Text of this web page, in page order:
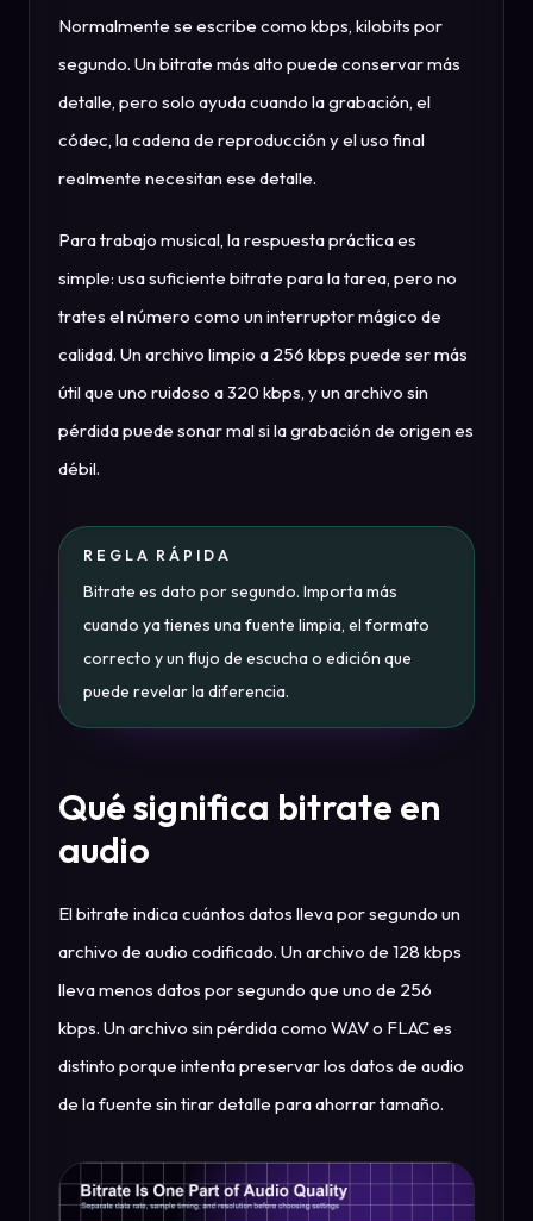
Normalmente se escribe como kbps, kilobits por
segundo. Un bitrate más alto puede conservar más
detalle, pero solo ayuda cuando la grabación, el
códec, la cadena de reproducción y el uso final
realmente necesitan ese detalle.
Para trabajo musical, la respuesta práctica es
simple: usa suficiente bitrate para la tarea, pero no
trates el número como un interruptor mágico de
calidad. Un archivo limpio a 256 kbps puede ser más
útil que uno ruidoso a 320 kbps, y un archivo sin
pérdida puede sonar mal si la grabación de origen es
débil.
REGLA RÁPIDA
Bitrate es dato por segundo. Importa más
cuando ya tienes una fuente limpia, el formato
correcto y un flujo de escucha o edición que
puede revelar la diferencia.
Qué significa bitrate en
audio
El bitrate indica cuántos datos lleva por segundo un
archivo de audio codificado. Un archivo de 128 kbps
lleva menos datos por segundo que uno de 256
kbps. Un archivo sin pérdida como WAV o FLAC es
distinto porque intenta preservar los datos de audio
de la fuente sin tirar detalle para ahorrar tamaño.